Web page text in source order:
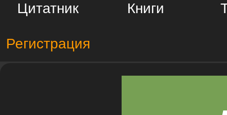
Цитатник Книги
Регистрация